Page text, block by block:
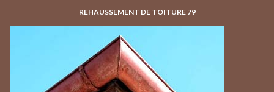
REHAUSSEMENT DE TOITURE 79